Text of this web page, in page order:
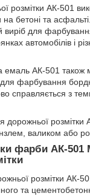
розмітки АК-501
на бетоні та
виріб для
автомобілів і
емаль АК-501 також
фарбування
справляється з
дорожньої розмітки
валиком або
фарби АК-
розмітки АК-
та